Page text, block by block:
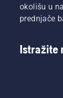
okolišu u
prednjače
Istražite